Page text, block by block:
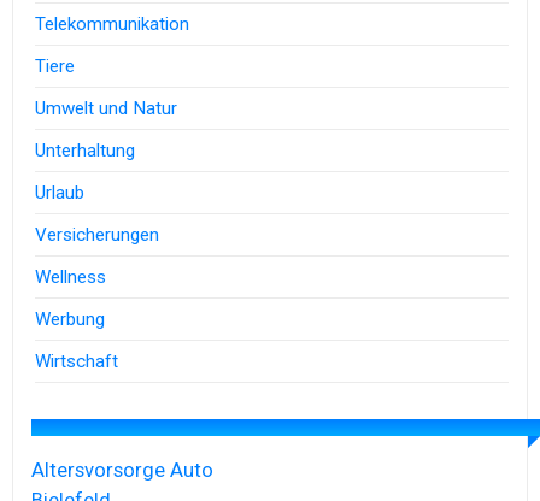
Telekommunikation
Tiere
Umwelt und Natur
Unterhaltung
Urlaub
Versicherungen
Wellness
Werbung
Wirtschaft
Altersvorsorge Auto